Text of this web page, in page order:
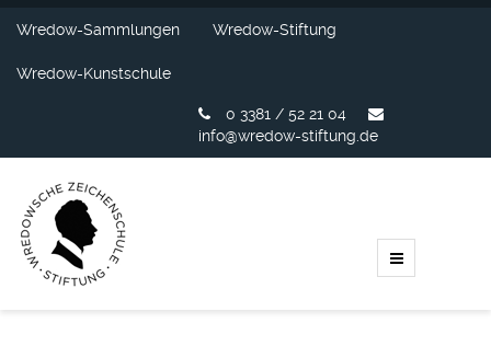
Wredow-Sammlungen Wredow-Stiftung
Wredow-Kunstschule
0 3381 / 52 21 04
info@wredow-stiftung.de